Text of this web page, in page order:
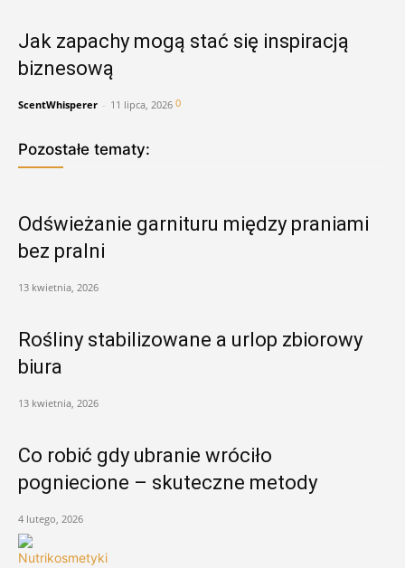
Jak zapachy mogą stać się inspiracją
biznesową
ScentWhisperer - 11 lipca, 2026 0
Pozostałe tematy:
Odświeżanie garnituru między praniami
bez pralni
13 kwietnia, 2026
Rośliny stabilizowane a urlop zbiorowy
biura
13 kwietnia, 2026
Co robić gdy ubranie wróciło
pogniecione – skuteczne metody
4 lutego, 2026